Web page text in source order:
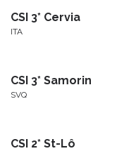
CSI 3* Cervia
ITA
CSI 3* Samorin
SVQ
CSI 2* St-Lô